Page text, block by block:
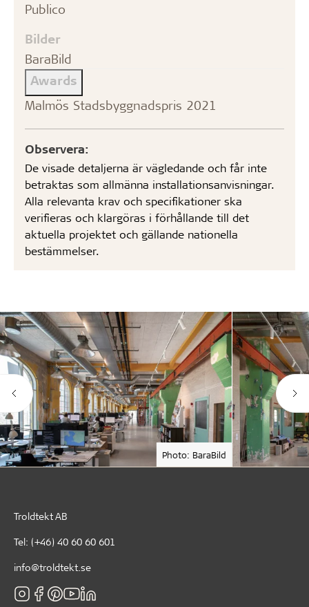
Publico
Bilder
BaraBild
Awards
Malmös Stadsbyggnadspris 2021
Observera:
De visade detaljerna är vägledande och får inte
betraktas som allmänna installationsanvisningar.
Alla relevanta krav och specifikationer ska
verifieras och klargöras i förhållande till det
aktuella projektet och gällande nationella
bestämmelser.
Photo: BaraBild
Troldtekt AB
Tel: (+46) 40 60 60 601
info@troldtekt.se